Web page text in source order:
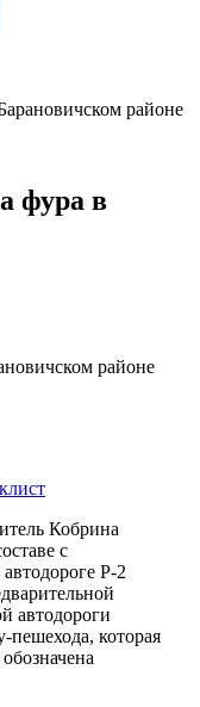
районе
фура в
Кобрина
с
Р-2
автодороги
которая